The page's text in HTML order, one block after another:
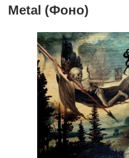
Metal (Фоно)